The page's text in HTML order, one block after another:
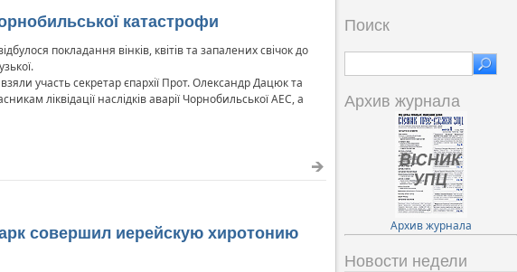
катастрофи
покладання вінків, квітів та запалених свічок до
участь секретар єпархії Прот. Олександр Дацюк та
ліквідації наслідків аварії Чорнобильської АЕС, а
совершил иерейскую хиротонию
Поиск
Архив журнала
Архив журнала
Новости недели